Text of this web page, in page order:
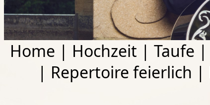
Home | Hochzeit | Taufe |
| Repertoire feierlich |